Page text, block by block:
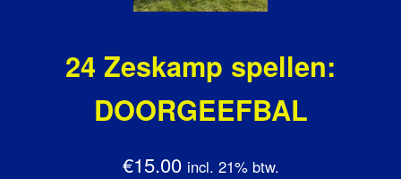
24 Zeskamp spellen:
DOORGEEFBAL
€15.00 incl. 21% btw.